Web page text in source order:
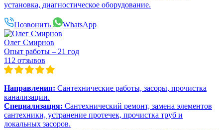
установка, диагностическое оборудование.
Позвонить WhatsApp
Олег Смирнов
Опыт работы – 21 год
112 отзывов
Направления: Сантехнические работы, засоры, прочистка
канализации.
Специализация: Сантехнический ремонт, замена элементов
сантехники, устранение протечек, прочистка труб и
локальных засоров.